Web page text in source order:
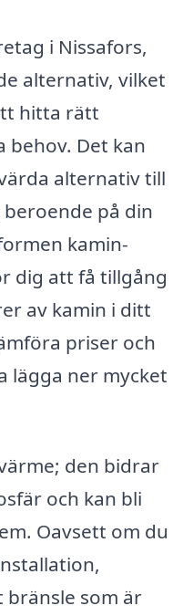
i Nissafors,
alternativ, vilket
hitta rätt
behov. Det kan
alternativ till
på din
kamin-
dig att få tillgång
av kamin i ditt
priser och
lägga ner mycket
den bidrar
och kan bli
Oavsett om du
som är